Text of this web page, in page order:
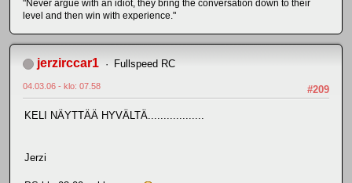
"Never argue with an idiot, they bring the conversation down to their
level and then win with experience."
jerzirccar1 Fullspeed RC
#209
04.03.06 - klo: 07.58
KELI NÄYTTÄÄ HYVÄLTÄ..................
Jerzi